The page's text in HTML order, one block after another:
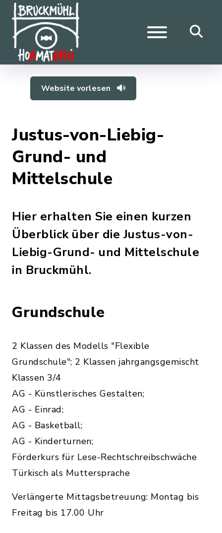
Website vorlesen
Justus-von-Liebig-
Grund- und
Mittelschule
Hier erhalten Sie einen kurzen
Überblick über die Justus-von-
Liebig-Grund- und Mittelschule
in Bruckmühl.
Grundschule
2 Klassen des Modells "Flexible
Grundschule"; 2 Klassen jahrgangsgemischt
Klassen 3/4
AG - Künstlerisches Gestalten;
AG - Einrad;
AG - Basketball;
AG - Kinderturnen;
Förderkurs für Lese-Rechtschreibschwäche
Türkisch als Muttersprache
Verlängerte Mittagsbetreuung: Montag bis
Freitag bis 17.00 Uhr